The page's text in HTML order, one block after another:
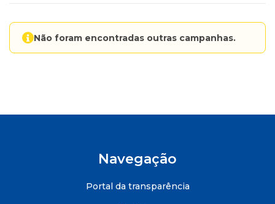
Não foram encontradas outras campanhas.
Navegação
Portal da transparência